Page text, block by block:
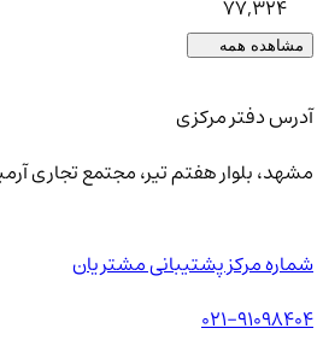
77,324
مشاهده همه
آدرس دفتر مرکزی
مشهد، بلوار هفتم تیر، مجتمع تجاری
شماره مرکز پشتیبانی مشتریان
021-91098404